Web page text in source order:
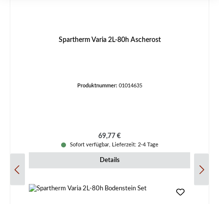
Spartherm Varia 2L-80h Ascherost
Produktnummer: 01014635
Regulärer Preis:
69,77 €
Sofort verfügbar, Lieferzeit: 2-4 Tage
Details